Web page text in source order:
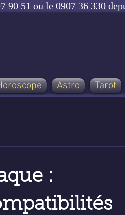
51 ou le 0907 36 330
Astro Tarot
: